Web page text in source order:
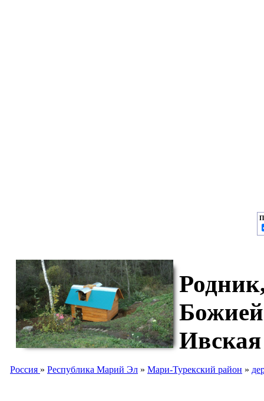
Россия » Республика Марий Эл » Мари-Турекский район »